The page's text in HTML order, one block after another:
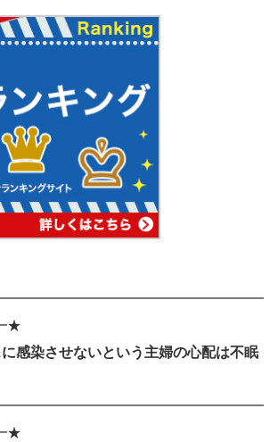
感染させないという主婦の心配は不眠